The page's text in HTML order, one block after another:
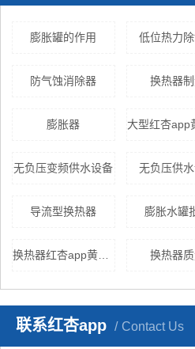
膨胀罐的作用 低位热力
防气蚀消除器 换热器
膨胀器
无负压变频供水设备 无负压供
导流型换热器 膨胀水罐
换热器
联系红杏app Contact Us